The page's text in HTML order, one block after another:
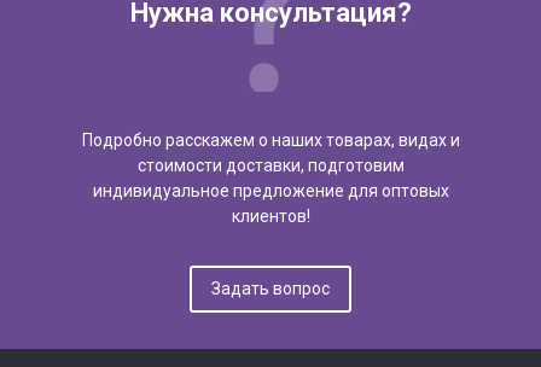
Нужна консультация?
Подробно расскажем о наших товарах, видах и
стоимости доставки, подготовим
индивидуальное предложение для оптовых
клиентов!
Задать вопрос